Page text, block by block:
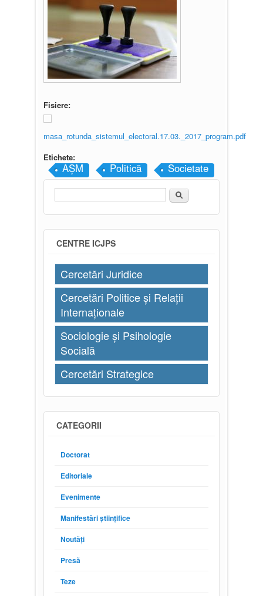
Fisiere:
masa_rotunda_sistemul_electoral.17.03._2017_program.pdf
Etichete:
AȘM Politică Societate
Formular de căutare
Căutare
CENTRE ICJPS
Cercetări Juridice
Cercetări Politice și Relații
Internaționale
Sociologie și Psihologie
Socială
Cercetări Strategice
CATEGORII
Doctorat
Editoriale
Evenimente
Manifestări științifice
Noutăți
Presă
Teze